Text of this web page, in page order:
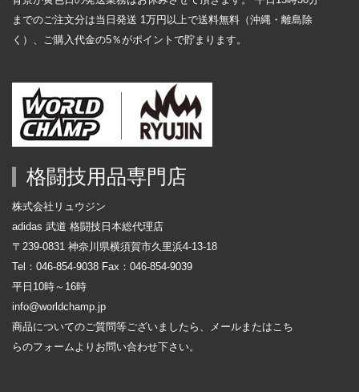
格闘技用品専門店
株式会社リュウジン
adidas 武道 格闘技日本総代理店
〒239-0831 神奈川県横須賀市久里浜4-13-18
Tel：046-854-9038 Fax：046-854-9039
平日10時～16時
info@worldchamp.jp
商品についてのご質問等ございましたら、メールまたはこち
らのフォーム よりお問い合わせ下さい。
までのご注文分は当日発送 1万円以上で送料無料（沖縄・離島除
く）、ご購入代金の5％がポイントで貯まります。